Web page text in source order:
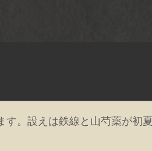
。設えは鉄線と山芍薬が初夏